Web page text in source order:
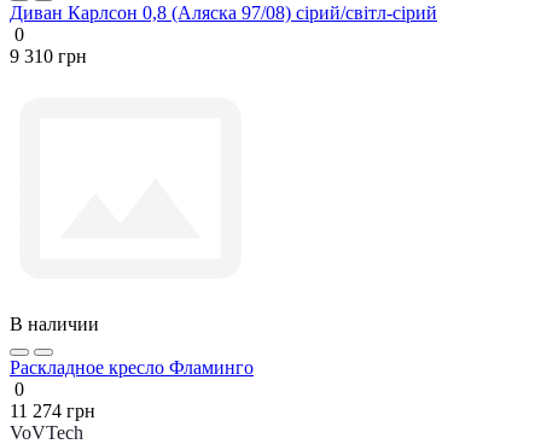
Диван Карлсон 0,8 (Аляска 97/08) сірий/світл-сірий
0
9 310 грн
В наличии
Раскладное кресло Фламинго
0
11 274 грн
VoVTech